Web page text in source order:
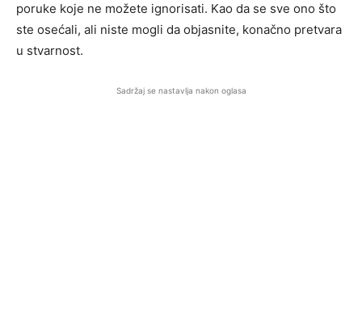
poruke koje ne možete ignorisati. Kao da se sve ono što
ste osećali, ali niste mogli da objasnite, konačno pretvara
u stvarnost.
Sadržaj se nastavlja nakon oglasa